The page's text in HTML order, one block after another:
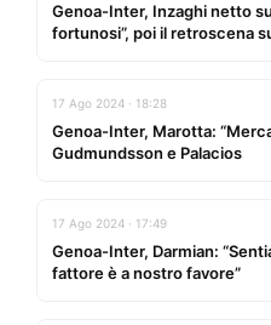
Genoa-Inter, Inzaghi netto
fortunosi”, poi il retroscena
17 Ago 2024 · 18:28
Genoa-Inter, Marotta:
Gudmundsson e Palacios
17 Ago 2024 · 17:49
Genoa-Inter, Darmian:
fattore è a nostro favore”